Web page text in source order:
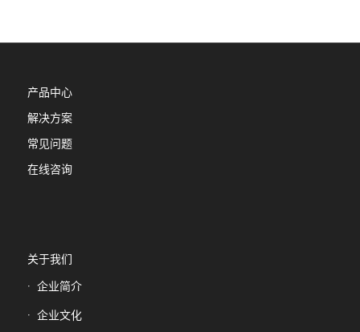
产品中心
解决方案
常见问题
在线咨询
关于我们
企业简介
企业文化